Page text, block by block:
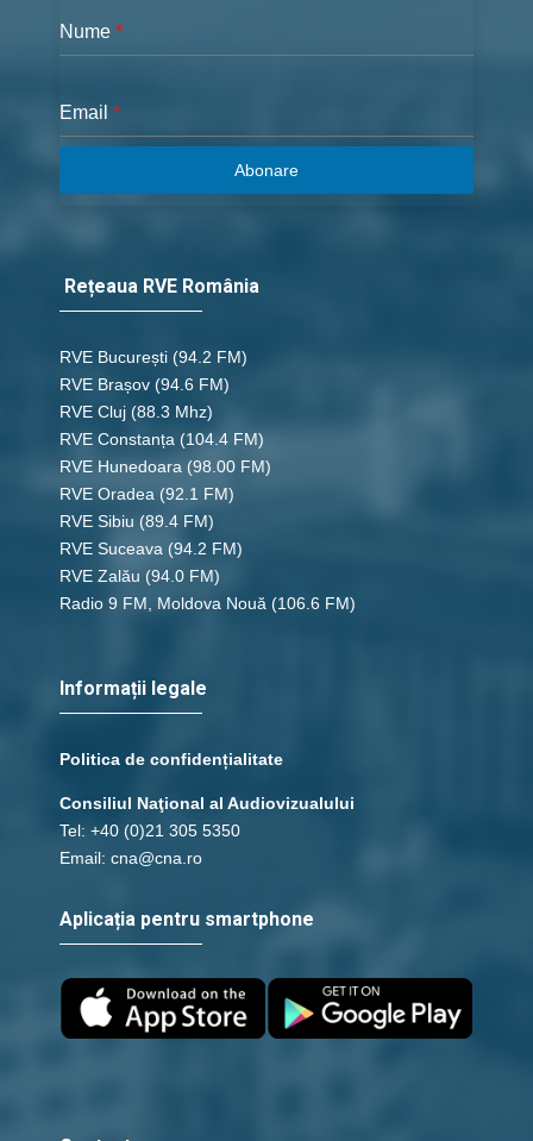
Nume *
Email *
Abonare
Rețeaua RVE România
RVE București (94.2 FM)
RVE Brașov (94.6 FM)
RVE Cluj (88.3 Mhz)
RVE Constanța (104.4 FM)
RVE Hunedoara (98.00 FM)
RVE Oradea (92.1 FM)
RVE Sibiu (89.4 FM)
RVE Suceava (94.2 FM)
RVE Zalău (94.0 FM)
Radio 9 FM, Moldova Nouă (106.6 FM)
Informații legale
Politica de confidențialitate
Consiliul Naţional al Audiovizualului
Tel: +40 (0)21 305 5350
Email: cna@cna.ro
Aplicația pentru smartphone